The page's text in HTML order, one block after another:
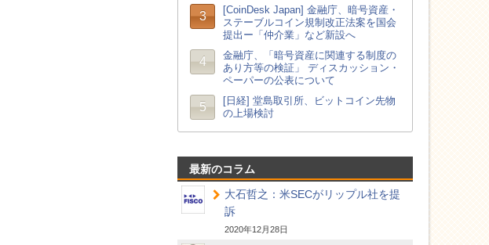
最新のコラム
大石哲之：米SECがリップル社を提
訴
2020年12月28日